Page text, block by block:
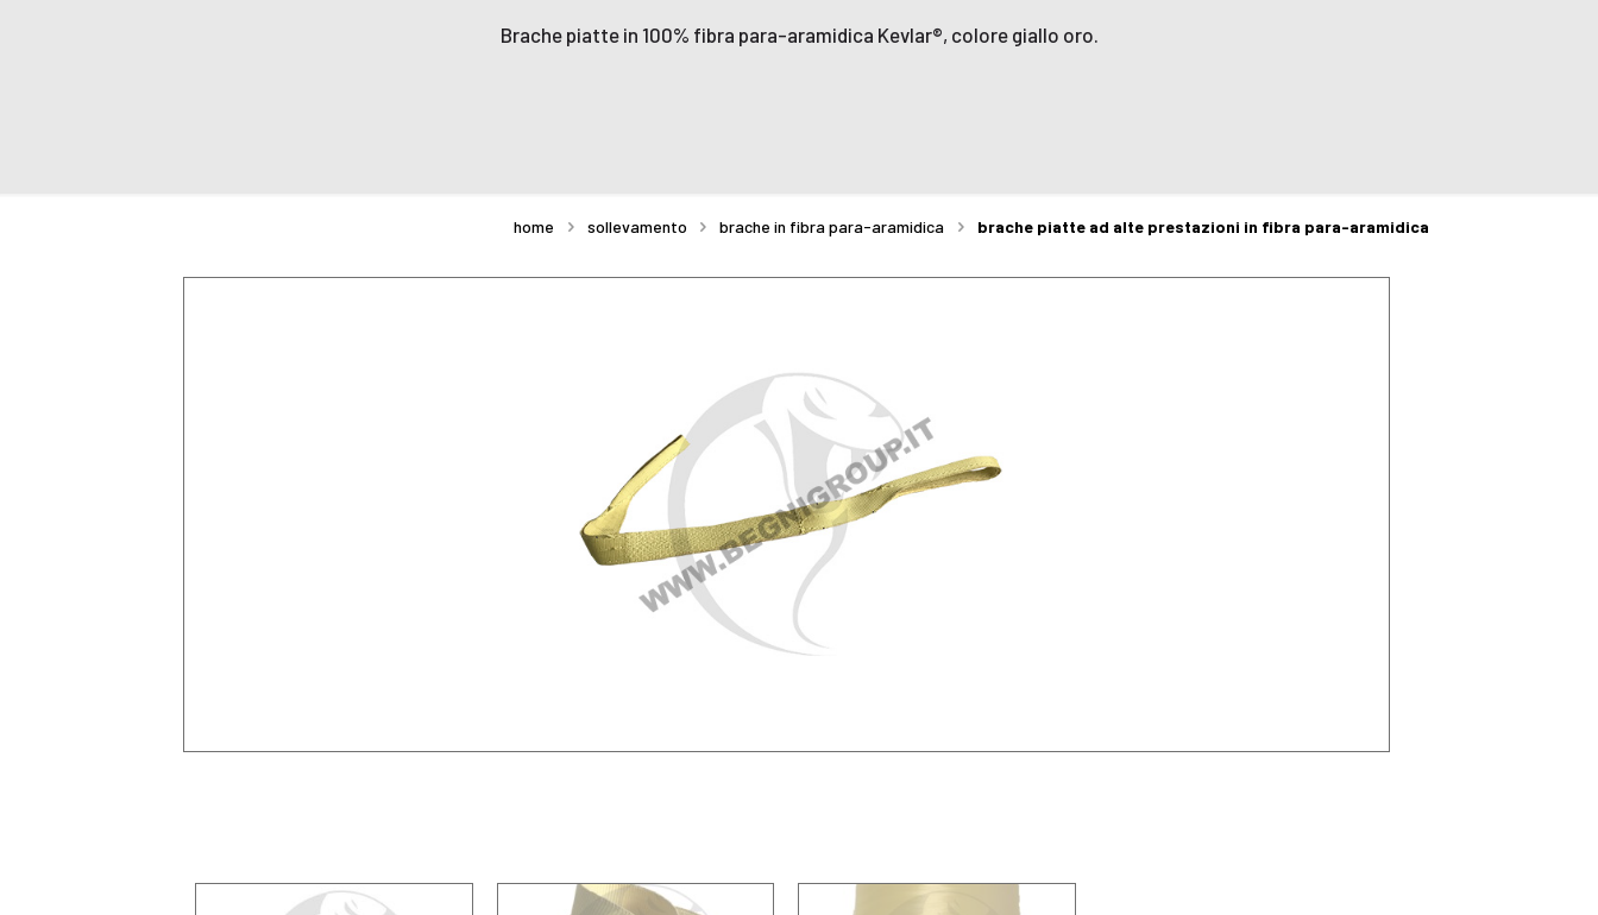
Brache piatte in 100% fibra para-aramidica Kevlar®, colore giallo oro.
home sollevamento brache in fibra para-aramidica brache piatte ad alte prestazioni in fibra para-aramidica